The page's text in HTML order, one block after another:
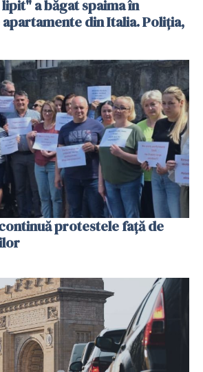
a băgat spaima în
din Italia. Poliția,
protestele faţă de